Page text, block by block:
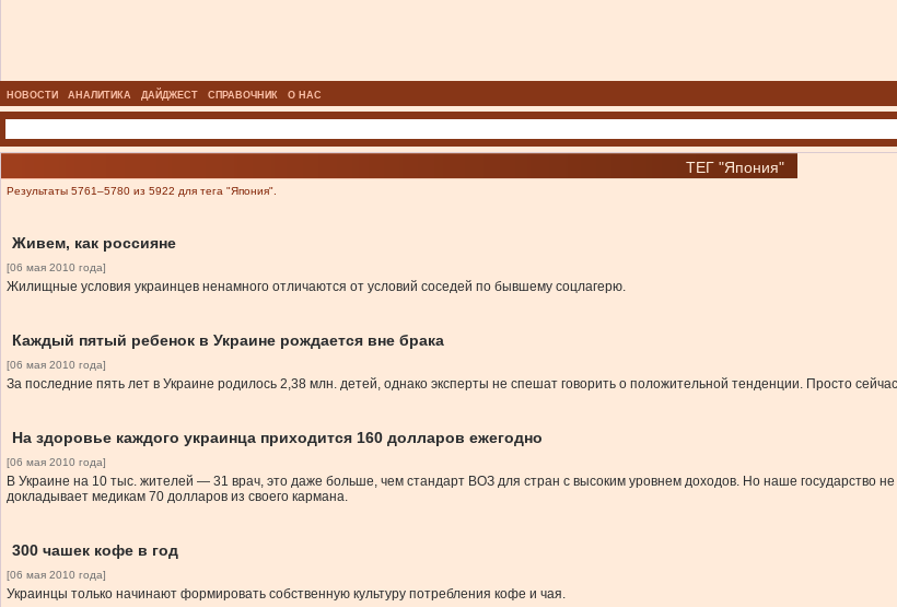
НОВОСТИ АНАЛИТИКА ДАЙДЖЕСТ СПРАВОЧНИК О НАС
ТЕГ "Япония"
Результаты 5761–5780 из 5922 для тега "Япония".
Живем, как россияне
[06 мая 2010 года]
Жилищные условия украинцев ненамного отличаются от условий соседей по бывшему соцлагерю.
Каждый пятый ребенок в Украине рождается вне брака
[06 мая 2010 года]
За последние пять лет в Украине родилось 2,38 млн. детей, однако эксперты не спешат говорить о положительной тенденции. Просто
На здоровье каждого украинца приходится 160 долларов ежегодно
[06 мая 2010 года]
В Украине на 10 тыс. жителей — 31 врач, это даже больше, чем стандарт ВОЗ для стран с высоким уровнем доходов. Но наше государство
докладывает медикам 70 долларов из своего кармана.
300 чашек кофе в год
[06 мая 2010 года]
Украинцы только начинают формировать собственную культуру потребления кофе и чая.